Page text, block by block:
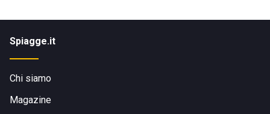
Spiagge.it
Chi siamo
Magazine